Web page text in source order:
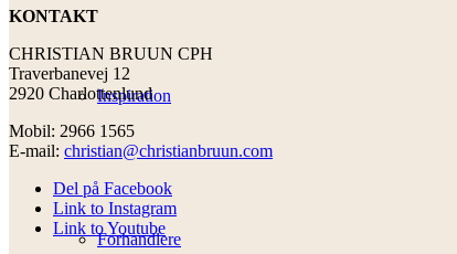
Inspiration
Forhandlere
KONTAKT
CHRISTIAN BRUUN CPH
Traverbanevej 12
2920 Charlottenlund
Mobil: 2966 1565
E-mail: christian@christianbruun.com
Del på Facebook
Link to Instagram
Link to Youtube